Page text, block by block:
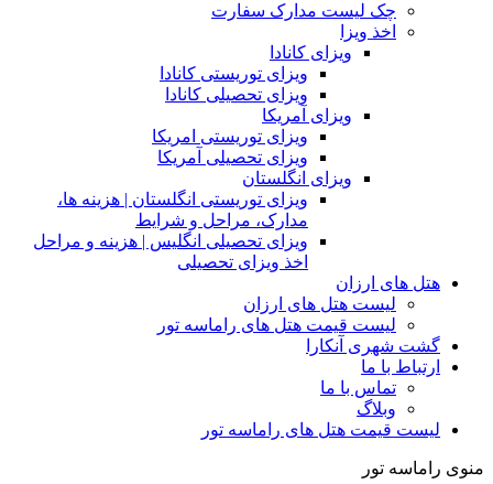
چک لیست مدارک سفارت
اخذ ویزا
ویزای کانادا
ویزای توریستی کانادا
ویزای تحصیلی کانادا
ویزای آمریکا
ویزای توریستی امریکا
ویزای تحصیلی آمریکا
ویزای انگلستان
ویزای توریستی انگلستان | هزینه ها،
مدارک، مراحل و شرایط
ویزای تحصیلی انگلیس | هزینه و مراحل
اخذ ویزای تحصیلی
هتل های ارزان
لیست هتل های ارزان
لیست قیمت هتل های راماسه تور
گشت شهری آنکارا
ارتباط با ما
تماس با ما
وبلاگ
لیست قیمت هتل های راماسه تور
منوی راماسه تور